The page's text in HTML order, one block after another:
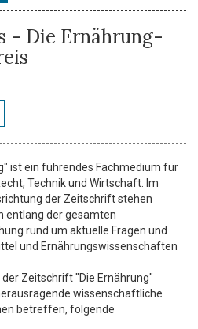
- Die Ernährung-
ist ein führendes Fachmedium für
Technik und Wirtschaft. Im
der Zeitschrift stehen
entlang der gesamten
rund um aktuelle Fragen und
und Ernährungswissenschaften
Zeitschrift "Die Ernährung"
wissenschaftliche
betreffen, folgende